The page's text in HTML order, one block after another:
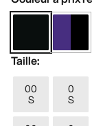
Taille:
00
S
0
S